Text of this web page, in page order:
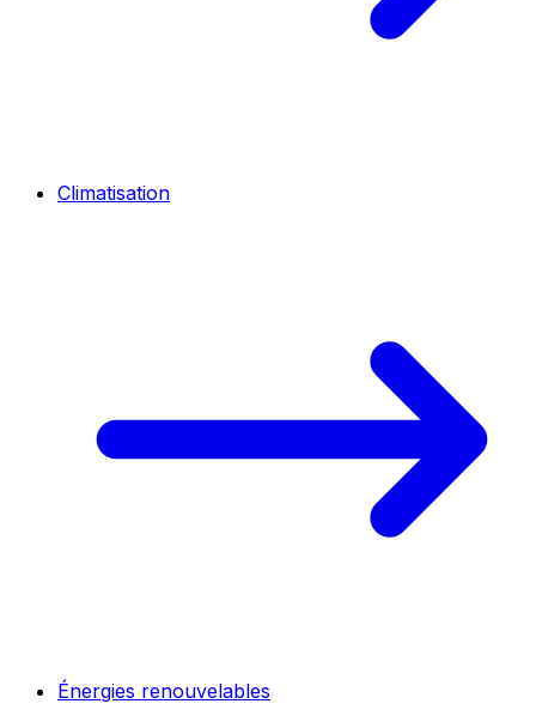
Climatisation
Énergies renouvelables